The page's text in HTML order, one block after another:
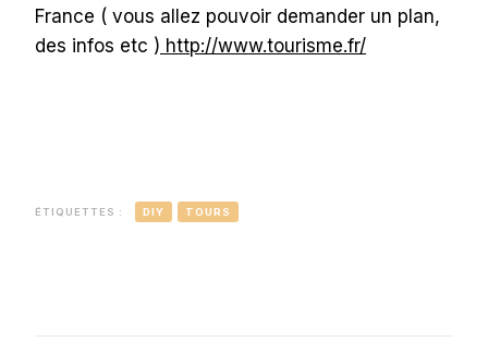
France ( vous allez pouvoir demander un plan,
des infos etc ) http://www.tourisme.fr/
ÉTIQUETTES : DIY TOURS